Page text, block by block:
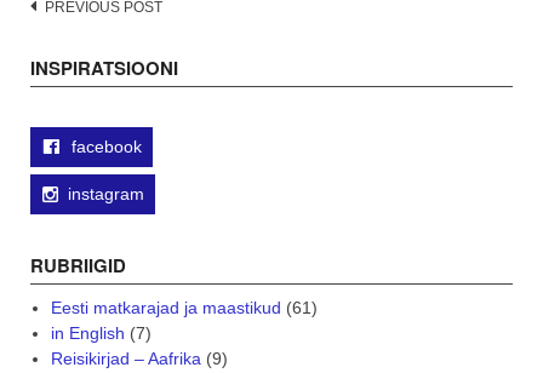
Post
PREVIOUS POST
INSPIRATSIOONI
facebook
instagram
RUBRIIGID
Eesti matkarajad ja maastikud (61)
in English (7)
Reisikirjad – Aafrika (9)